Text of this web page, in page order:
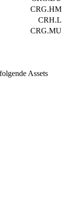
CRG.HM
CRH.L
CRG.MU
Assets